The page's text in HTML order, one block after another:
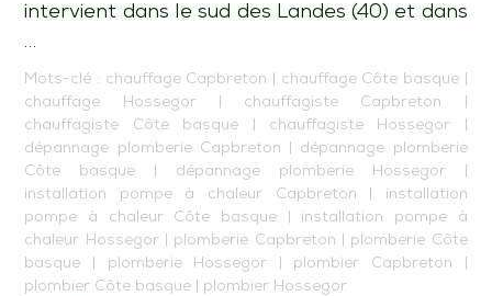
intervient dans le sud des Landes (40) et dans
…
Mots-clé : chauffage Capbreton chauffage Côte basque|
chauffage Hossegor| chauffagiste Capbreton
chauffagiste Côte basque
chauffagiste Hossegor
dépannage plomberie Capbreton
dépannage plomberie
Côte basque
dépannage plomberie Hossegor|
installation pompe à chaleur Capbreton
installation
pompe à chaleur Côte basque
installation pompe à
chaleur Hossegor| plomberie Capbreton
plomberie Côte
basque
plomberie Hossegor plombier Capbreton
plombier Côte basque
plombier Hossegor